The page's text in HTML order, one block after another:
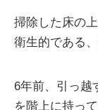
掃除した床の
衛生的である
6年前、引っ越
を階上に持っ